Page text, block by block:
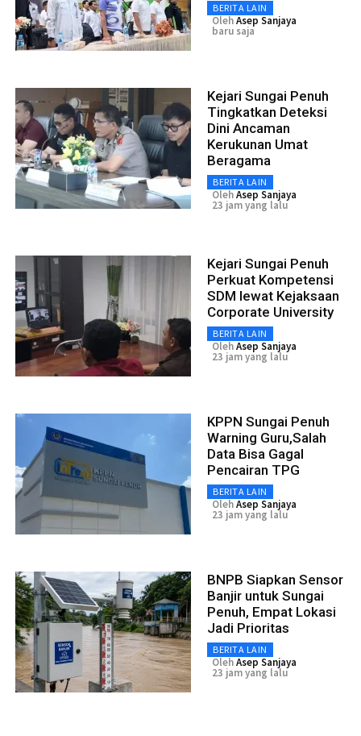
BERITA LAIN
OlehAsep Sanjaya
baru saja
Kejari Sungai Penuh
Tingkatkan Deteksi
Dini Ancaman
Kerukunan Umat
Beragama
BERITA LAIN
OlehAsep Sanjaya
23 jam yang lalu
Kejari Sungai Penuh
Perkuat Kompetensi
SDM lewat Kejaksaan
Corporate University
BERITA LAIN
OlehAsep Sanjaya
23 jam yang lalu
KPPN Sungai Penuh
Warning Guru,Salah
Data Bisa Gagal
Pencairan TPG
BERITA LAIN
OlehAsep Sanjaya
23 jam yang lalu
BNPB Siapkan Sensor
Banjir untuk Sungai
Penuh, Empat Lokasi
Jadi Prioritas
BERITA LAIN
OlehAsep Sanjaya
23 jam yang lalu